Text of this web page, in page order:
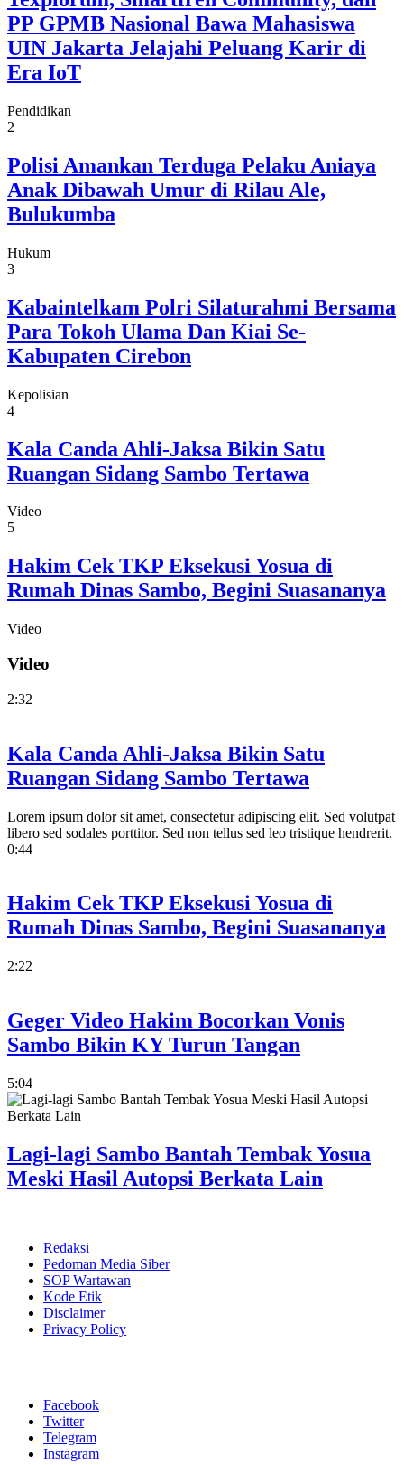
PP GPMB Nasional Bawa Mahasiswa
UIN Jakarta Jelajahi Peluang Karir di
Era IoT
Pendidikan
2
Polisi Amankan Terduga Pelaku Aniaya
Anak Dibawah Umur di Rilau Ale,
Bulukumba
Hukum
3
Kabaintelkam Polri Silaturahmi Bersama
Para Tokoh Ulama Dan Kiai Se-
Kabupaten Cirebon
Kepolisian
4
Kala Canda Ahli-Jaksa Bikin Satu
Ruangan Sidang Sambo Tertawa
Video
5
Hakim Cek TKP Eksekusi Yosua di
Rumah Dinas Sambo, Begini Suasananya
Video
Video
2:32
Kala Canda Ahli-Jaksa Bikin Satu
Ruangan Sidang Sambo Tertawa
Lorem ipsum dolor sit amet, consectetur adipiscing elit. Sed volutpat
libero sed sodales porttitor. Sed non tellus sed leo tristique hendrerit.
0:44
Hakim Cek TKP Eksekusi Yosua di
Rumah Dinas Sambo, Begini Suasananya
2:22
Geger Video Hakim Bocorkan Vonis
Sambo Bikin KY Turun Tangan
5:04
Lagi-lagi Sambo Bantah Tembak Yosua
Meski Hasil Autopsi Berkata Lain
Redaksi
Pedoman Media Siber
SOP Wartawan
Kode Etik
Disclaimer
Privacy Policy
Facebook
Twitter
Telegram
Instagram